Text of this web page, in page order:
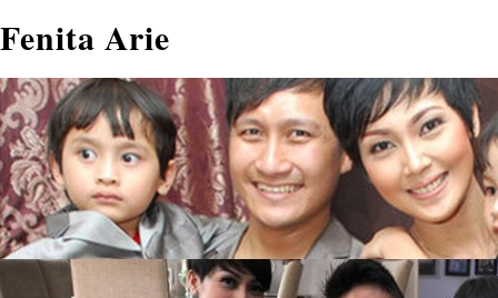
Fenita Arie